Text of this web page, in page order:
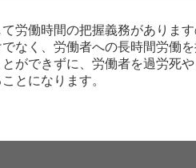
労働時間の把握義務がありま
なく、労働者への長時間労働
ができずに、労働者を過労死
とになります。